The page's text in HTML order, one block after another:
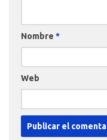
Nombre *
Web